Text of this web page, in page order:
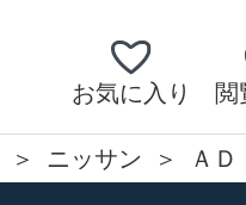
お気に入り 閲
ニッサン ＡＤ